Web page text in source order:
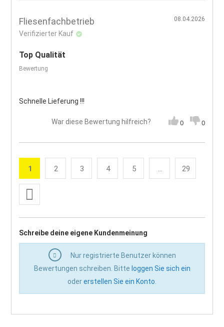
Fliesenfachbetrieb
Verifizierter Kauf
08.04.2026
Top Qualität
Bewertung
Schnelle Lieferung !!!
War diese Bewertung hilfreich? 0 0
Seite
Sie lesen gerade die Seite
1 Seite
2 Seite
3 Seite
4 Seite
5 ... Seite
29
Schreibe deine eigene Kundenmeinung
Nur registrierte Benutzer können
Bewertungen schreiben. Bitte loggen Sie sich ein
odererstellen Sie ein Konto